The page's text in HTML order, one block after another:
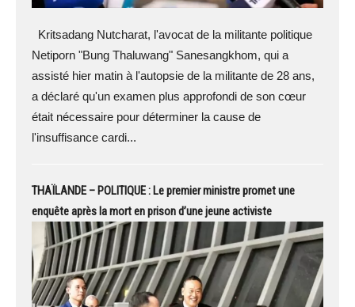
Kritsadang Nutcharat, l'avocat de la militante politique
Netiporn "Bung Thaluwang" Sanesangkhom, qui a
assisté hier matin à l'autopsie de la militante de 28 ans,
a déclaré qu'un examen plus approfondi de son cœur
était nécessaire pour déterminer la cause de
l'insuffisance cardi...
THAÏLANDE – POLITIQUE : Le premier ministre promet une
enquête après la mort en prison d’une jeune activiste